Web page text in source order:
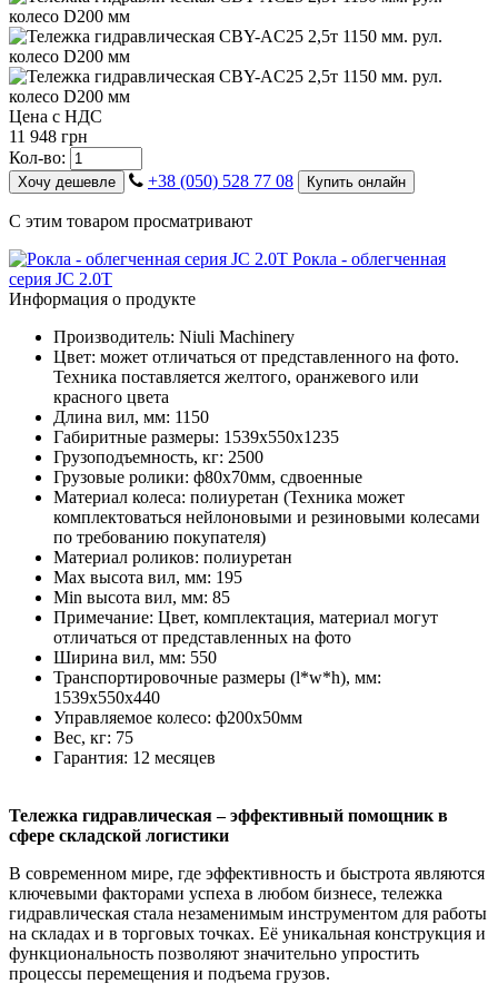
Цена с НДС
11 948 грн
Кол-во:
Хочу дешевле +38 (050) 528 77 08 Купить онлайн
С этим товаром просматривают
Рокла - облегченная
серия JC 2.0T
Информация о продукте
Производитель: Niuli Machinery
Цвет: может отличаться от представленного на фото.
Техника поставляется желтого, оранжевого или
красного цвета
Длина вил, мм: 1150
Габиритные размеры: 1539х550х1235
Грузоподъемность, кг: 2500
Грузовые ролики: ф80х70мм, сдвоенные
Материал колеса: полиуретан (Техника может
комплектоваться нейлоновыми и резиновыми колесами
по требованию покупателя)
Материал роликов: полиуретан
Мax высота вил, мм: 195
Мin высота вил, мм: 85
Примечание: Цвет, комплектация, материал могут
отличаться от представленных на фото
Ширина вил, мм: 550
Транспортировочные размеры (l*w*h), мм:
1539х550х440
Управляемое колесо: ф200х50мм
Вес, кг: 75
Гарантия: 12 месяцев
Тележка гидравлическая – эффективный помощник в
сфере складской логистики
В современном мире, где эффективность и быстрота являются
ключевыми факторами успеха в любом бизнесе, тележка
гидравлическая стала незаменимым инструментом для работы
на складах и в торговых точках. Её уникальная конструкция и
функциональность позволяют значительно упростить
процессы перемещения и подъема грузов.